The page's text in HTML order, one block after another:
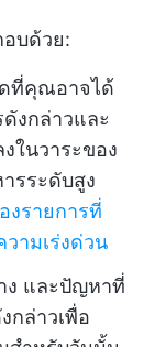
บด้วย:
ที่คุณอาจได้
งกล่าวและ
ในวาระของ
รระดับสูง
รายการที่
ามเร่งด่วน
ง และปัญหาที่
กล่าวเพื่อ